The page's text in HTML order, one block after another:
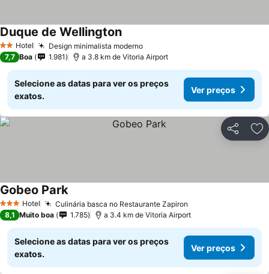
2 Estrelas
Hotel Design minimalista modernoVer preços
Duque de WellingtonVer preços
7,7 Boa 1.981 a 3.8 km de Vitoria Airport
Selecione as datas para ver os preços
exatos.
Ver preços
Partilhar
3 EstrelasHotel Culinária basca no Restaurante Zapiron
Gobeo ParkVer preços
8,1 Muito boa 1.785 a 3.4 km de Vitoria Airport
Selecione as datas para ver os preços
exatos.
Ver preços